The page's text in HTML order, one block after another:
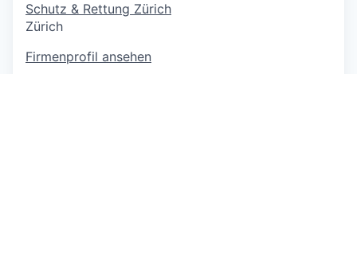
Schutz & Rettung Zürich
Zürich
Firmenprofil ansehen